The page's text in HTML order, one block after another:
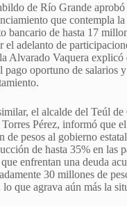
de Río Grande
que contempla
bancario de hasta 17
el adelanto de
Alvarado Vaquera explicó
pago oportuno de salarios
el alcalde del Teúl de
Pérez, informó que
de pesos al gobierno
de hasta 35% en las
enfrentan una deuda
30 millones de
lo que agrava aún más la